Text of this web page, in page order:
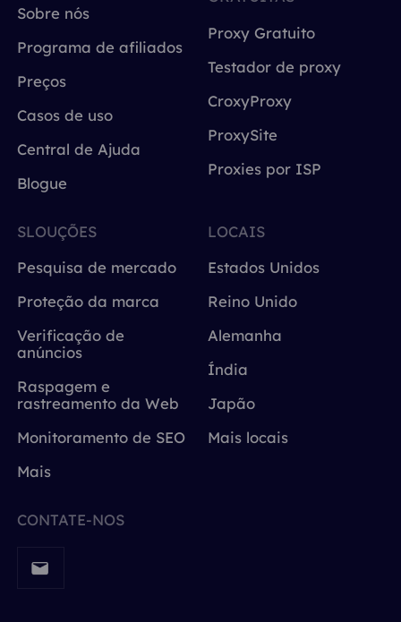
Sobre nós
Programa de afiliados
Preços
Casos de uso
Central de Ajuda
Blogue
Proxy Gratuito
Testador de proxy
CroxyProxy
ProxySite
Proxies por ISP
SLOUÇÕES
Pesquisa de mercado
Proteção da marca
Verificação de
anúncios
Raspagem e
rastreamento da Web
Monitoramento de SEO
Mais
LOCAIS
Estados Unidos
Reino Unido
Alemanha
Índia
Japão
Mais locais
CONTATE-NOS